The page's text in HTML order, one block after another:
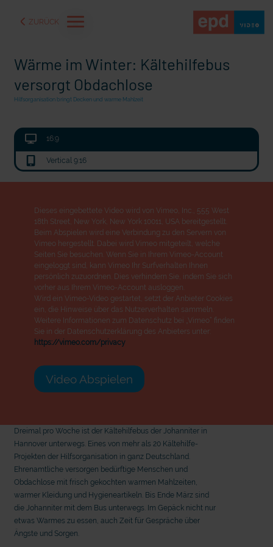
ZURÜCK
Seen und Flüssen
Seelsorge für Trucker: "Könige der Landstraße" oder
Nation"?
Wärme im Winter: Kältehilfebus
versorgt Obdachlose
Hilfsorganisation bringt Decken und warme Mahlzeit
16:9
Vertical 9:16
Dieses eingebettete Video wird von Vimeo, Inc., 555 West
18th Street, New York, New York 10011, USA bereitgestellt.
Beim Abspielen wird eine Verbindung zu den Servern von
Vimeo hergestellt. Dabei wird Vimeo mitgeteilt, welche
Seiten Sie besuchen. Wenn Sie in Ihrem Vimeo-Account
eingeloggt sind, kann Vimeo Ihr Surfverhalten Ihnen
persönlich zuzuordnen. Dies verhindern Sie, indem Sie sich
vorher aus Ihrem Vimeo-Account ausloggen.
Wird ein Vimeo-Video gestartet, setzt der Anbieter Cookies
ein, die Hinweise über das Nutzerverhalten sammeln.
Weitere Informationen zum Datenschutz bei „Vimeo“ finden
Sie in der Datenschutzerklärung des Anbieters unter:
https://vimeo.com/privacy
Video Abspielen
Dreimal pro Woche ist der Kältehilfebus der Johanniter in
Hannover unterwegs. Eines von mehr als 20 Kältehilfe-
Projekten der Hilfsorganisation in ganz Deutschland.
Ehrenamtliche versorgen bedürftige Menschen und
Obdachlose mit frisch gekochten warmen Mahlzeiten,
warmer Kleidung und Hygieneartikeln. Bis Ende März sind
die Johanniter mit dem Bus unterwegs. Im Gepäck nicht nur
etwas Warmes zu essen, auch Zeit für Gespräche über
Ängste und Sorgen.